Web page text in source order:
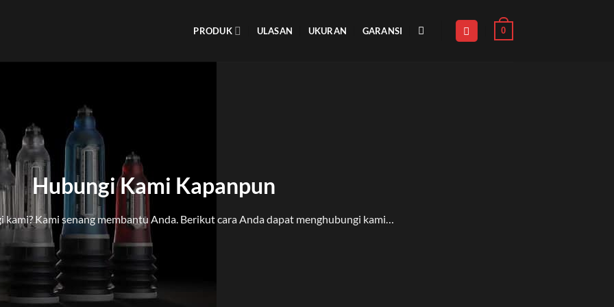
PRODUK ULASAN UKURAN GARANSI 0
Hubungi Kami Kapanpun
kami? Kami senang membantu Anda. Berikut cara Anda dapat menghubungi kami…